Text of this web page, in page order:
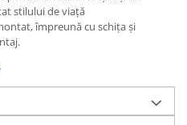
stilului de viață
împreună cu schița și